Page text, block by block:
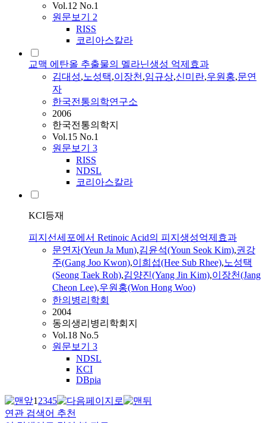
Vol.12 No.1
원문보기 2
RISS
코리아스칼라
교맥 에탄올 추출물의 멜라닌생성 억제효과
김대성,노성택,이장천,임규상,신미란,우원홍,문연
자
한국전통의학연구소
2006
한국전통의학지
Vol.15 No.1
원문보기 3
RISS
NDSL
코리아스칼라
KCI등재
피지선세포에서 Retinoic Acid의 피지생성억제효과
문연자(Yeun Ja Mun),김윤석(Youn Seok Kim),권강
주(Gang Joo Kwon),이희섭(Hee Sub Rhee),노성택
(Seong Taek Roh),김양진(Yang Jin Kim),이장천(Jang
Cheon Lee),우원홍(Won Hong Woo)
한의병리학회
2004
동의생리병리학회지
Vol.18 No.5
원문보기 3
NDSL
KCI
DBpia
12345
연관 검색어 추천